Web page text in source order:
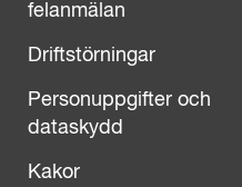
felanmälan
Driftstörningar
Personuppgifter och
dataskydd
Kakor